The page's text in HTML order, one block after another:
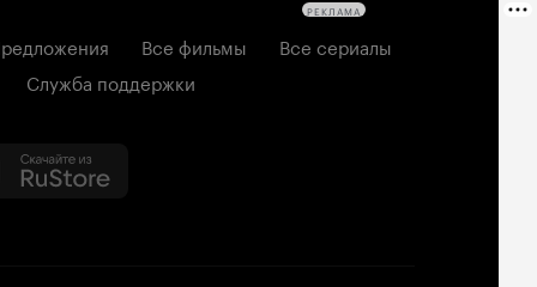
Все фильмы
Все сериалы
Служба поддержки
РЕКЛАМА